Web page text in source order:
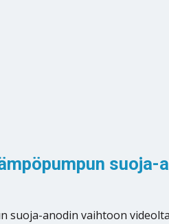
suoja-anodin vaihtoon